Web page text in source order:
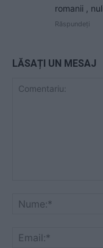
romanii ,
Răspundeți
LĂSAȚI UN MESAJ